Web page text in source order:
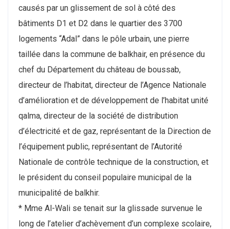
causés par un glissement de sol à côté des
bâtiments D1 et D2 dans le quartier des 3700
logements “Adal” dans le pôle urbain, une pierre
taillée dans la commune de balkhair, en présence du
chef du Département du château de boussab,
directeur de l’habitat, directeur de l’Agence Nationale
d’amélioration et de développement de l’habitat unité
qalma, directeur de la société de distribution
d’électricité et de gaz, représentant de la Direction de
l’équipement public, représentant de l’Autorité
Nationale de contrôle technique de la construction, et
le président du conseil populaire municipal de la
municipalité de balkhir.
* Mme Al-Wali se tenait sur la glissade survenue le
long de l’atelier d’achèvement d’un complexe scolaire,